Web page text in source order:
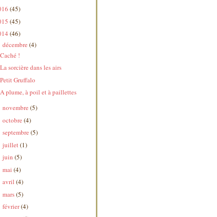
(45)
(45)
(46)
décembre (4)
Caché !
La sorcière dans les airs
Petit Gruffalo
A plume, à poil et à paillettes
novembre (5)
octobre (4)
septembre (5)
juillet(1)
juin (5)
mai (4)
avril (4)
mars(5)
février(4)